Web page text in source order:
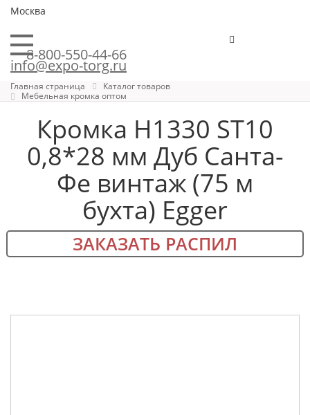
Москва
8-800-550-44-66
info@expo-torg.ru
Главная страница
Каталог товаров
Мебельная кромка оптом
Кромка H1330 ST10
0,8*28 мм Дуб Санта-
Фе винтаж (75 м
бухта) Egger
ЗАКАЗАТЬ РАСПИЛ